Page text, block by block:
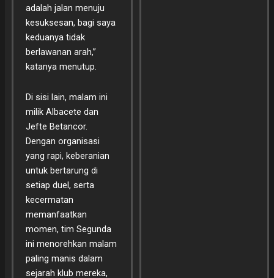
adalah jalan menuju
kesuksesan, bagi saya
keduanya tidak
berlawanan arah,”
katanya menutup.
Di sisi lain, malam ini
milik Albacete dan
Jefte Betancor.
Dengan organisasi
yang rapi, keberanian
untuk bertarung di
setiap duel, serta
kecermatan
memanfaatkan
momen, tim Segunda
ini menorehkan malam
paling manis dalam
sejarah klub mereka,